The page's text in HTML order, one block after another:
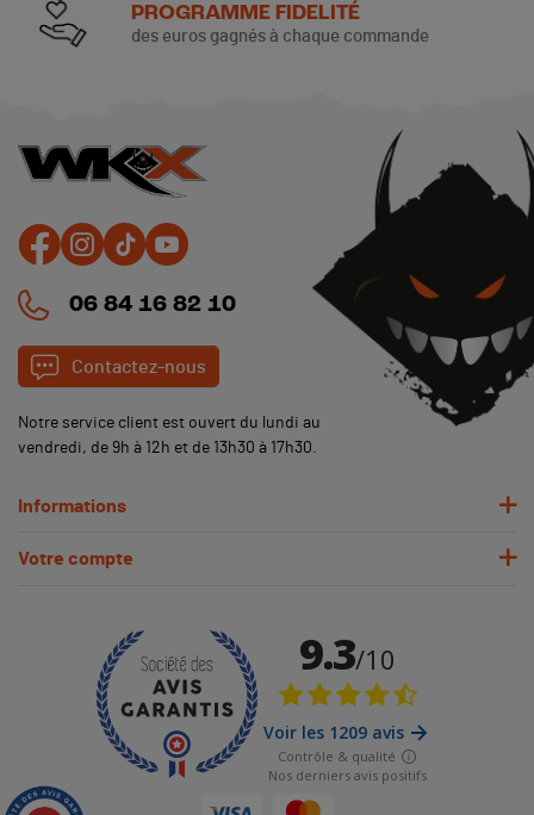
PROGRAMME FIDELITÉ
des euros gagnés à chaque commande
06 84 16 82 10
Contactez-nous
Notre service client est ouvert du lundi au
vendredi, de 9h à 12h et de 13h30 à 17h30.
Informations
Votre compte